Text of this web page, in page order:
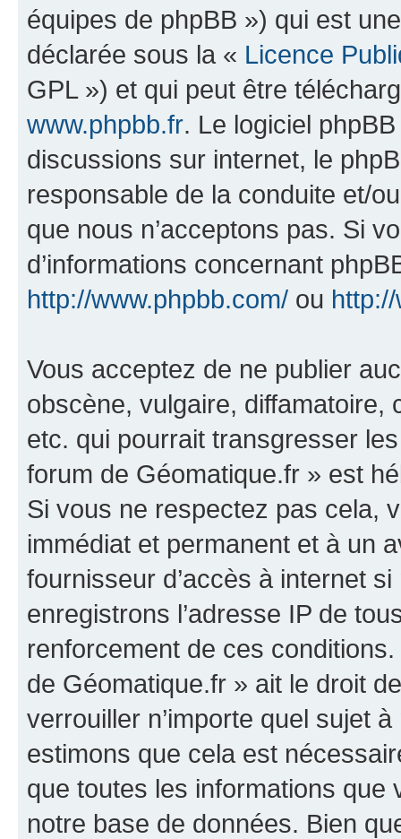
équipes de phpBB ») qui est
déclarée sous la « Licence
GPL ») et qui peut être
www.phpbb.fr. Le logiciel
discussions sur internet, le
responsable de la conduite et/
que nous n’acceptons pas. Si
d’informations concernant
http://www.phpbb.com/ ou
Vous acceptez de ne publier
obscène, vulgaire, diffamatoire,
etc. qui pourrait transgresser
forum de Géomatique.fr » est
Si vous ne respectez pas cela,
immédiat et permanent et à un
fournisseur d’accès à internet
enregistrons l’adresse IP de
renforcement de ces
de Géomatique.fr » ait le droit
verrouiller n’importe quel sujet
estimons que cela est
que toutes les informations
notre base de données. Bien